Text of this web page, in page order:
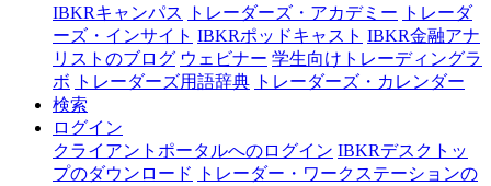
IBKRキャンパス
トレーダーズ・アカデミー
トレーダ
ーズ・インサイト IBKRポッドキャスト IBKR金融アナ
リストのブログ ウェビナー 学生向けトレーディングラ
ボ
トレーダーズ用語辞典 トレーダーズ・カレンダー
検索
ログイン
クライアントポータルへのログイン IBKRデスクトッ
プのダウンロード
トレーダー・ワークステーションの